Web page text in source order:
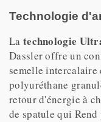
Technologie
La technologie
Dassler offre un
semelle intercalaire
polyuréthane
retour d'énergie à
de spatule qui Rend